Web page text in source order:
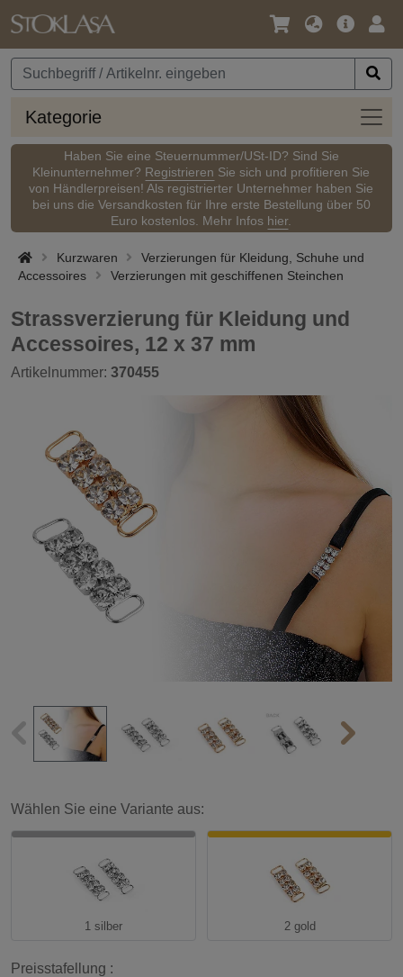
Sprache
Währung
Kategorie
Haben Sie eine Steuernummer/USt-ID? Sind Sie
Kleinunternehmer? Registrieren Sie sich und profitieren Sie
von Händlerpreisen! Als registrierter Unternehmer haben Sie
bei uns die Versandkosten für Ihre erste Bestellung über 50
Euro kostenlos. Mehr Infos hier.
Kurzwaren
Verzierungen für Kleidung, Schuhe und
Accessoires
Verzierungen mit geschiffenen Steinchen
Strassverzierung für Kleidung und
Accessoires, 12 x 37 mm
Artikelnummer: 370455
Wählen Sie eine Variante aus:
1 silber 2 gold
Preisstafellung :